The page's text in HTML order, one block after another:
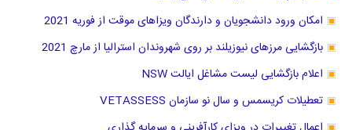
امکان ورود دانشجویان و دارندگان ویزاهای موقت از فوریه 2021
بازگشایی مرزهای نیوزیلند بر روی شهروندان استرالیا از مارچ 2021
اعلام بازگشایی لیست مشاغل ایالت NSW
تعطیلات کریسمس و سال نو سازمان VETASSESS